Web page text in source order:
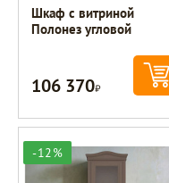
Шкаф с витриной
Полонез угловой
106 370Р
-12%